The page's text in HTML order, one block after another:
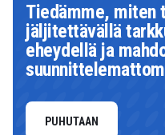
Tiedämme, miten
jäljitettävällä
eheydellä ja
PUHUTAAN